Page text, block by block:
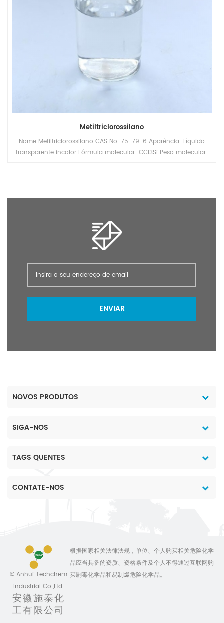
Metiltriclorossilano
Nome:Metiltriclorossilano CAS No.:75-79-6 Aparência: Líquido
transparente incolor Fórmula molecular: CCl3Si Peso molecular:
ENVIAR
NOVOS PRODUTOS
SIGA-NOS
TAGS QUENTES
CONTATE-NOS
© Anhui Techchem
Industrial Co.,Ltd.
安徽施泰化
工有限公司
根据国家相关法律法规，单位、个人购买相关危险化学
品应当具备的资质、资格条件及个人不得通过互联网购
买剧毒化学品和易制爆危险化学品。